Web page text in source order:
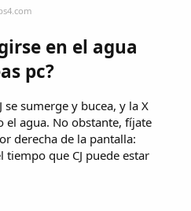
en el agua
pc?
se sumerge y bucea, y la X
el agua. No obstante, fíjate
derecha de la pantalla:
tiempo que CJ puede estar